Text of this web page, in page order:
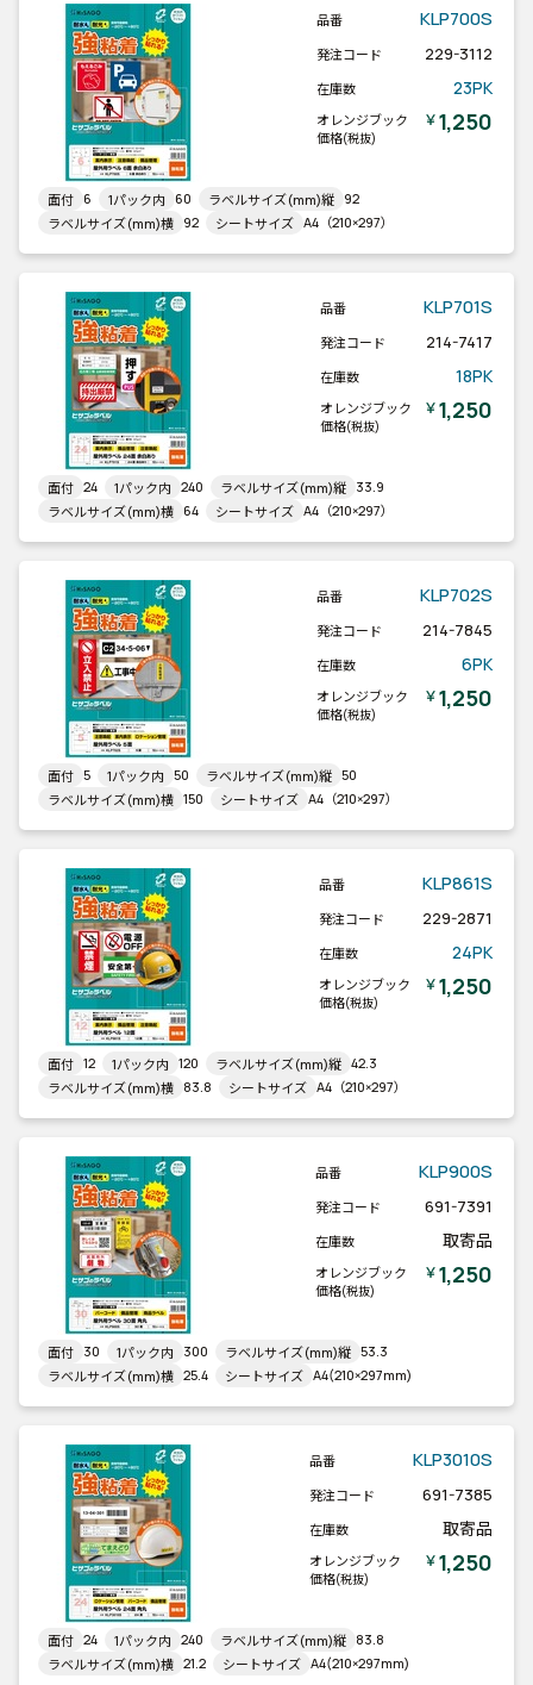
品番 KLP700S
発注コード 229-3112
在庫数 23PK
オレンジブック
価格(税抜)
￥1,250
面付 6 1パック内 60 ラベルサイズ(mm)縦 92
ラベルサイズ(mm)横 92 シートサイズ A4（210×297）
品番 KLP701S
発注コード 214-7417
在庫数 18PK
オレンジブック
価格(税抜)
￥1,250
面付 24 1パック内 240 ラベルサイズ(mm)縦 33.9
ラベルサイズ(mm)横 64 シートサイズ A4（210×297）
品番 KLP702S
発注コード 214-7845
在庫数 6PK
オレンジブック
価格(税抜)
￥1,250
面付 5 1パック内 50 ラベルサイズ(mm)縦 50
ラベルサイズ(mm)横 150 シートサイズ A4（210×297）
品番 KLP861S
発注コード 229-2871
在庫数 24PK
オレンジブック
価格(税抜)
￥1,250
面付 12 1パック内 120 ラベルサイズ(mm)縦 42.3
ラベルサイズ(mm)横 83.8 シートサイズ A4（210×297）
品番 KLP900S
発注コード 691-7391
在庫数 取寄品
オレンジブック
価格(税抜)
￥1,250
面付 30 1パック内 300 ラベルサイズ(mm)縦 53.3
ラベルサイズ(mm)横 25.4 シートサイズ A4(210×297mm)
品番 KLP3010S
発注コード 691-7385
在庫数 取寄品
オレンジブック
価格(税抜)
￥1,250
面付 24 1パック内 240 ラベルサイズ(mm)縦 83.8
ラベルサイズ(mm)横 21.2 シートサイズ A4(210×297mm)